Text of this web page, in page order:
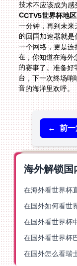
技术不应该成为
CCTV5世界杯地
音的海洋里欢呼。
← 前
海外解锁国